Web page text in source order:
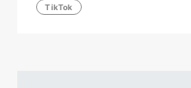
TikTok